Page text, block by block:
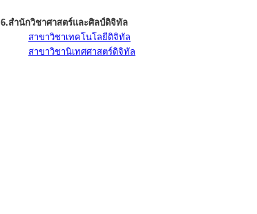
6.สำนักวิชาศาสตร์และศิลป์ดิจิทัล
สาขาวิชาเทคโนโลยีดิจิทัล
สาขาวิชานิเทศศาสตร์ดิจิทัล